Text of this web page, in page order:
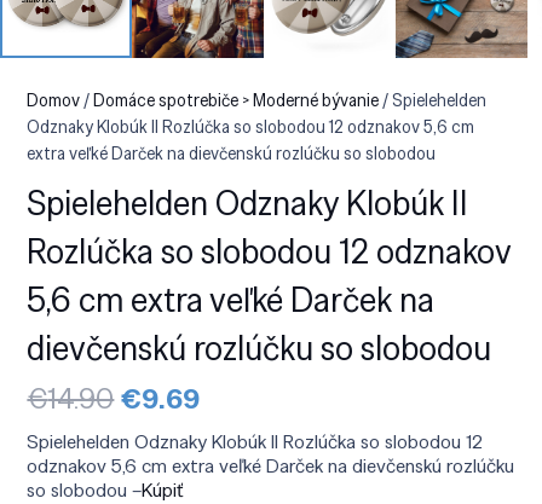
Domov/Domáce spotrebiče > Moderné bývanie/ Spielehelden
Odznaky Klobúk II Rozlúčka so slobodou 12 odznakov 5,6 cm
extra veľké Darček na dievčenskú rozlúčku so slobodou
Spielehelden Odznaky Klobúk II
Rozlúčka so slobodou 12 odznakov
5,6 cm extra veľké Darček na
dievčenskú rozlúčku so slobodou
€14.90Pôvodná
cena
bola:
€14.90.
€9.69Aktuálna
je:
€9.69.
Spielehelden Odznaky Klobúk II Rozlúčka so slobodou 12
odznakov 5,6 cm extra veľké Darček na dievčenskú rozlúčku
so slobodou –Kúpiť